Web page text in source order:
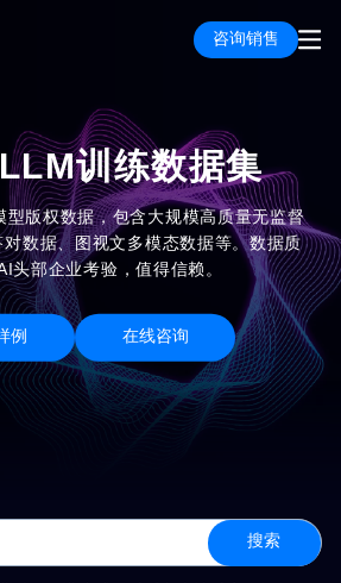
咨询销售
训练数据集
型版权数据，包含大规模高质量无监督
数据、图视文多模态数据等。数据质
头部企业考验，值得信赖。
例 在线咨询
搜索